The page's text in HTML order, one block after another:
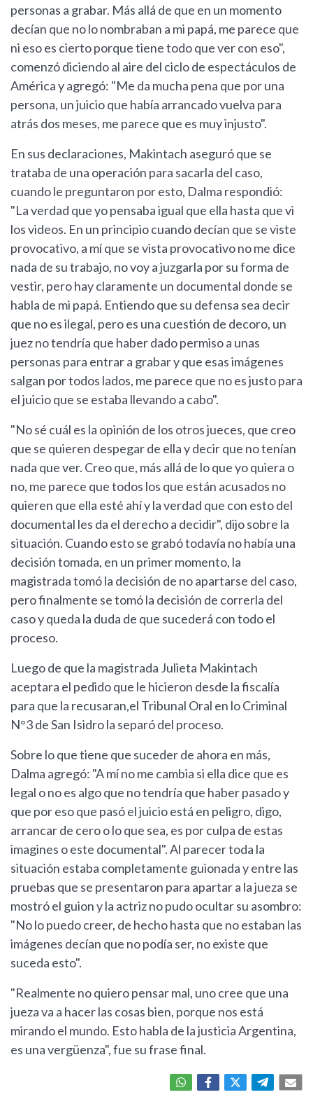
personas a grabar. Más allá de que en un momento
decían que no lo nombraban a mi papá, me parece que
ni eso es cierto porque tiene todo que ver con eso",
comenzó diciendo al aire del ciclo de espectáculos de
América y agregó: "Me da mucha pena que por una
persona, un juicio que había arrancado vuelva para
atrás dos meses, me parece que es muy injusto".
En sus declaraciones, Makintach aseguró que se
trataba de una operación para sacarla del caso,
cuando le preguntaron por esto, Dalma respondió:
"La verdad que yo pensaba igual que ella hasta que vi
los videos. En un principio cuando decían que se viste
provocativo, a mí que se vista provocativo no me dice
nada de su trabajo, no voy a juzgarla por su forma de
vestir, pero hay claramente un documental donde se
habla de mi papá. Entiendo que su defensa sea decir
que no es ilegal, pero es una cuestión de decoro, un
juez no tendría que haber dado permiso a unas
personas para entrar a grabar y que esas imágenes
salgan por todos lados, me parece que no es justo para
el juicio que se estaba llevando a cabo".
"No sé cuál es la opinión de los otros jueces, que creo
que se quieren despegar de ella y decir que no tenían
nada que ver. Creo que, más allá de lo que yo quiera o
no, me parece que todos los que están acusados no
quieren que ella esté ahí y la verdad que con esto del
documental les da el derecho a decidir", dijo sobre la
situación. Cuando esto se grabó todavía no había una
decisión tomada, en un primer momento, la
magistrada tomó la decisión de no apartarse del caso,
pero finalmente se tomó la decisión de correrla del
caso y queda la duda de que sucederá con todo el
proceso.
Luego de que la magistrada Julieta Makintach
aceptara el pedido que le hicieron desde la fiscalía
para que la recusaran,el Tribunal Oral en lo Criminal
N°3 de San Isidro la separó del proceso.
Sobre lo que tiene que suceder de ahora en más,
Dalma agregó: "A mí no me cambia si ella dice que es
legal o no es algo que no tendría que haber pasado y
que por eso que pasó el juicio está en peligro, digo,
arrancar de cero o lo que sea, es por culpa de estas
imagines o este documental". Al parecer toda la
situación estaba completamente guionada y entre las
pruebas que se presentaron para apartar a la jueza se
mostró el guion y la actriz no pudo ocultar su asombro:
"No lo puedo creer, de hecho hasta que no estaban las
imágenes decían que no podía ser, no existe que
suceda esto".
"Realmente no quiero pensar mal, uno cree que una
jueza va a hacer las cosas bien, porque nos está
mirando el mundo. Esto habla de la justicia Argentina,
es una vergüenza", fue su frase final.